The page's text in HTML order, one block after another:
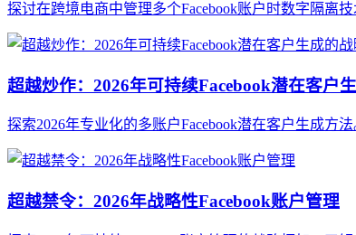
探讨在跨境电商中管理多个Facebook账户时数字隔离
超越炒作：2026年可持续Facebook潜在客户
探索2026年专业化的多账户Facebook潜在客户生成方
超越禁令：2026年战略性Facebook账户管理